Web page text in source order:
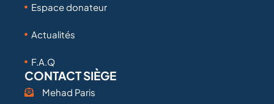
Espace donateur
Actualités
F.A.Q
CONTACT SIÈGE
Mehad Paris